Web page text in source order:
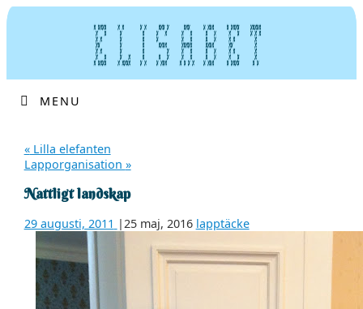
MENU
«Lilla elefanten
Lapporganisation »
Nattligt landskap
29 augusti, 2011 |25 maj, 2016 lapptäcke